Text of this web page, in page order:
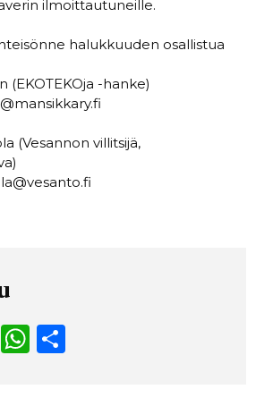
ilmoittautuneille.
halukkuuden osallistua
(EKOTEKOja -hanke)
(Vesannon villitsijä,
T
W